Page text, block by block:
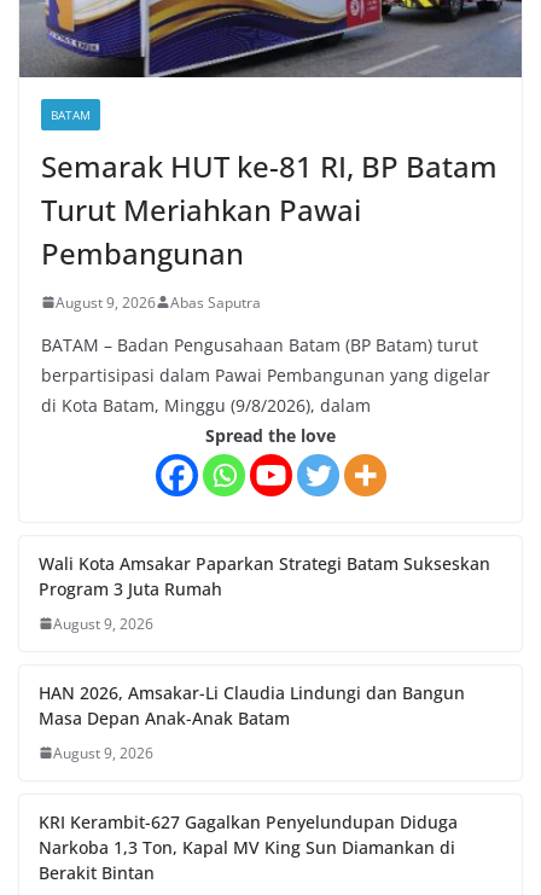
BATAM
Semarak HUT ke-81 RI, BP Batam
Turut Meriahkan Pawai
Pembangunan
August 9, 2026 Abas Saputra
BATAM – Badan Pengusahaan Batam (BP Batam) turut
berpartisipasi dalam Pawai Pembangunan yang digelar
di Kota Batam, Minggu (9/8/2026), dalam
Spread the love
Wali Kota Amsakar Paparkan Strategi Batam Sukseskan
Program 3 Juta Rumah
August 9, 2026
HAN 2026, Amsakar-Li Claudia Lindungi dan Bangun
Masa Depan Anak-Anak Batam
August 9, 2026
KRI Kerambit-627 Gagalkan Penyelundupan Diduga
Narkoba 1,3 Ton, Kapal MV King Sun Diamankan di
Berakit Bintan